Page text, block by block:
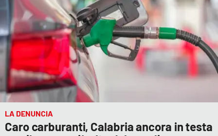
LA DENUNCIA
Caro carburanti, Calabria ancora in testa